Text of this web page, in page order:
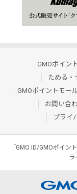
GMOポイン
ためる・
GMOポイントモー
お問い合
プライ
「GMO ID/GMOポイン
ラ